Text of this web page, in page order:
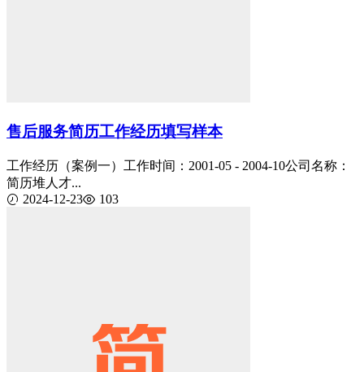
售后服务简历工作经历填写样本
工作经历（案例一）工作时间：2001-05 - 2004-10公司名称：
简历堆人才...
2024-12-23
103